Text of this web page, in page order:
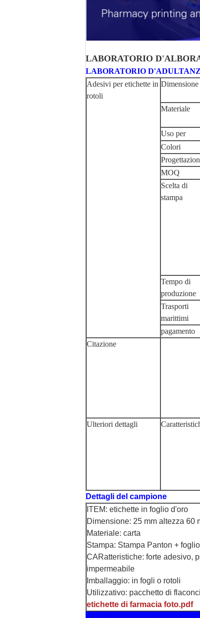
LABORATORIO
LABORATORIO
Adesivi per etichette in
rotoli
Dimensione
Materiale
Uso per
Colori
MOQ
Scelta di
stampa
Tempo di
produzione
Trasporti
marittimi
pagamento
Citazione
Ulteriori dettagli
Dettagli del campione
ITEM: etichette in foglio d'oro
Dimensione: 25 mm altezza 60
Materiale: carta
Stampa: Stampa Panton +
CARatteristiche: forte adesivo,
impermeabile
Imballaggio: in fogli o rotoli
Utilizzativo: pacchetto di
etichette di farmacia foto.pdf